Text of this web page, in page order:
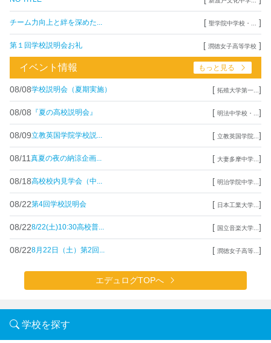
チーム力向上と絆を深めた... [ 聖学院中学校・... ]
第１回学校説明会お礼 [ 潤徳女子高等学校 ]
イベント情報 もっと見る
08/08学校説明会（夏期実施） [ 拓殖大学第一... ]
08/08 『夏の高校説明会』 [ 明法中学校・... ]
08/09立教英国学院学校説... [ 立教英国学院... ]
08/11 真夏の夜の納涼企画... [ 大妻多摩中学... ]
08/18高校校内見学会（中... [ 明治学院中学... ]
08/22第4回学校説明会 [ 日本工業大学... ]
08/228/22(土)10:30高校普... [ 国立音楽大学... ]
08/228月22日（土）第2回... [ 潤徳女子高等... ]
エデュログTOPへ
学校を探す